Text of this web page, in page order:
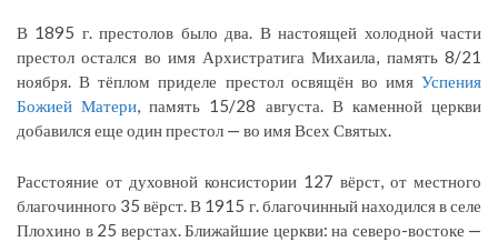
В 1895 г. престолов было два. В настоящей холодной части
престол остался во имя Архистратига Михаила, память 8/21
ноября. В тёплом приделе престол освящён во имя Успения
Божией Матери , память 15/28 августа. В каменной церкви
добавился еще один престол — во имя Всех Святых.
Расстояние от духовной консистории 127 вёрст, от местного
благочинного 35 вёрст. В 1915 г. благочинный находился в селе
Плохино в 25 верстах. Ближайшие церкви: на северо-востоке —